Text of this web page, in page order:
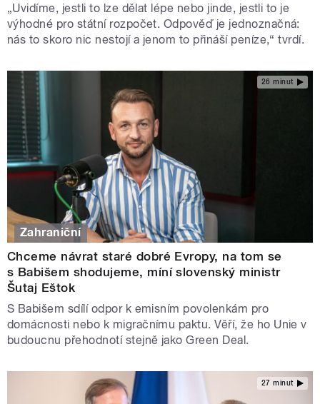
„Uvidíme, jestli to lze dělat lépe nebo jinde, jestli to je
výhodné pro státní rozpočet. Odpověď je jednoznačná:
nás to skoro nic nestojí a jenom to přináší peníze,“ tvrdí.
26 minut
Zahraniční
Chceme návrat staré dobré Evropy, na tom se
s Babišem shodujeme, míní slovenský ministr
Šutaj Eštok
S Babišem sdílí odpor k emisním povolenkám pro
domácnosti nebo k migračnímu paktu. Věří, že ho Unie v
budoucnu přehodnotí stejně jako Green Deal.
27 minut